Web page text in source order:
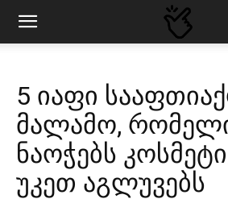
5 იაფი
მალამო,
ნაოჭებს
უკეთ აგლუვებს